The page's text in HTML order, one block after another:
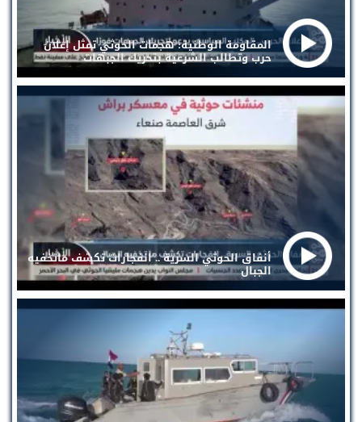
المقاومة الوطنية: هجمات الحوثي تمثل إعلان
حرب وتطالب الشرعية بتحريك الجبهات
أنفاق الحوثي السرية .. انفجارات تكشف ماتخفيه
الجبال